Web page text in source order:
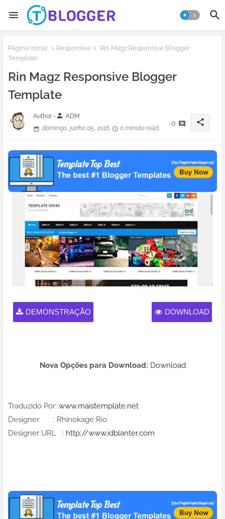
Página inicial Responsive
Rin Magz Responsive Blogger
Template
Rin Magz Responsive Blogger
Template
Author -person ADM
domingo, junho 05, 2016
0 minute read
0 share
DOWNLOAD
DEMONSTRAÇÃO
Nova Opções para Download: Download
Traduzido Por: www.maistemplate.net
Designer : Rhinokage Rio
Designer URL : http://www.idblanter.com